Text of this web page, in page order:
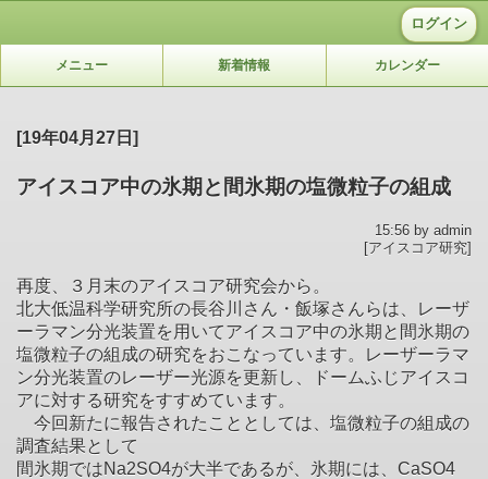
ログイン
メニュー 新着情報 カレンダー
[19年04月27日]
アイスコア中の氷期と間氷期の塩微粒子の組成
15:56 by admin
[アイスコア研究]
再度、３月末のアイスコア研究会から。
北大低温科学研究所の長谷川さん・飯塚さんらは、レーザ
ーラマン分光装置を用いてアイスコア中の氷期と間氷期の
塩微粒子の組成の研究をおこなっています。レーザーラマ
ン分光装置のレーザー光源を更新し、ドームふじアイスコ
アに対する研究をすすめています。
今回新たに報告されたこととしては、塩微粒子の組成の
調査結果として
間氷期ではNa2SO4が大半であるが、氷期には、CaSO4